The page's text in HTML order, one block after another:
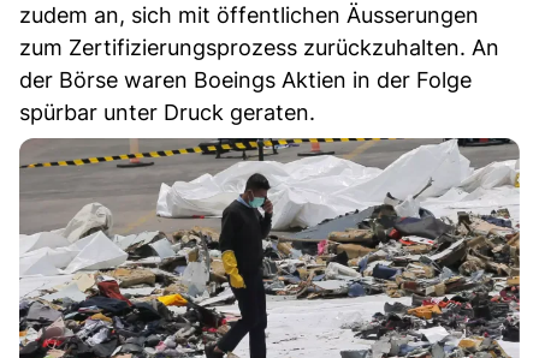
zudem an, sich mit öffentlichen Äusserungen
zum Zertifizierungsprozess zurückzuhalten. An
der Börse waren Boeings Aktien in der Folge
spürbar unter Druck geraten.